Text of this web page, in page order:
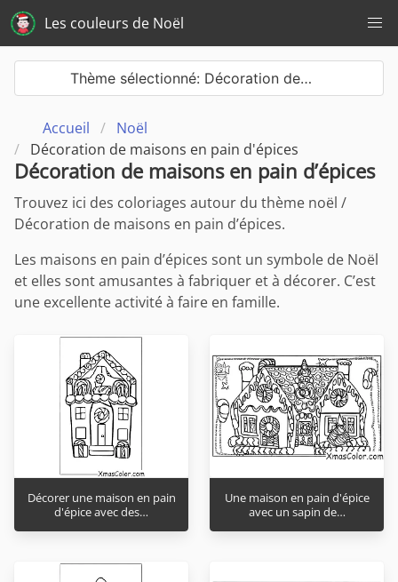
Les couleurs de Noël
Accueil
Noël
Décoration de maisons en pain d'épices
Thème sélectionné: Décoration de…
Décoration de maisons en pain d’épices
Trouvez ici des coloriages autour du thème noël /
Décoration de maisons en pain d’épices.
Les maisons en pain d’épices sont un symbole de Noël
et elles sont amusantes à fabriquer et à décorer. C’est
une excellente activité à faire en famille.
Décorer une maison en pain
d'épice avec des…
Une maison en pain d'épice
avec un sapin de…